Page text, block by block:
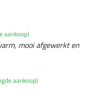
aankoop)
mooi afgewerkt en
aankoop)